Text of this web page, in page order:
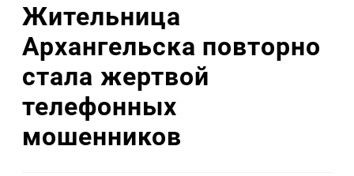
Жительница
Архангельска повторно
стала жертвой
телефонных
мошенников